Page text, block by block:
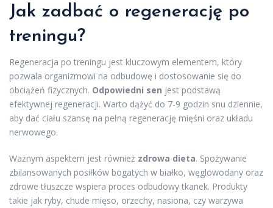
Jak zadbać o regenerację po
treningu?
Regeneracja po treningu jest kluczowym elementem, który
pozwala organizmowi na odbudowę i dostosowanie się do
obciążeń fizycznych. Odpowiedni sen jest podstawą
efektywnej regeneracji. Warto dążyć do 7-9 godzin snu dziennie,
aby dać ciału szansę na pełną regenerację mięśni oraz układu
nerwowego.
Ważnym aspektem jest również zdrowa dieta. Spożywanie
zbilansowanych posiłków bogatych w białko, węglowodany oraz
zdrowe tłuszcze wspiera proces odbudowy tkanek. Produkty
takie jak ryby, chude mięso, orzechy, nasiona, czy warzywa